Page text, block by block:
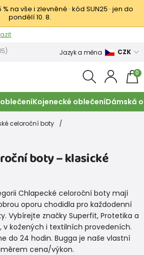
% na vše i zlevněné · kód SUN25 · jen do
pondělí 10. 8.
-
Jazyk a měna CZK
0
Kojenecké oblečeníDámská
celoroční boty
boty – klasické
Chlapecké celoroční boty mají
oporu chodidla pro každodenní
Vybírejte značky Superfit, Protetika a
v kožených i textilních provedeních.
do 24 hodin. Bugga je naše vlastní
cena/výkon.